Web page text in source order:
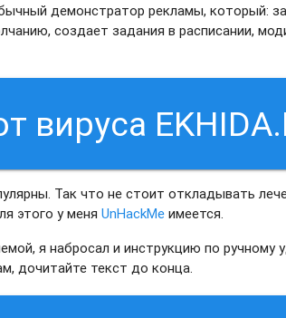
демонстратор рекламы, который:
создает задания в расписании,
вируса
Так что не стоит откладывать
этого у меняUnHackMe имеется.
я набросал и инструкцию по ручному
дочитайте текст до конца.